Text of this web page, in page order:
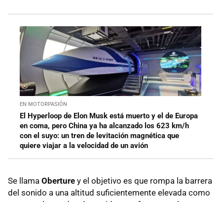
EN MOTORPASIÓN
El Hyperloop de Elon Musk está muerto y el de Europa
en coma, pero China ya ha alcanzado los 623 km/h
con el suyo: un tren de levitación magnética que
quiere viajar a la velocidad de un avión
Se llama Oberture y el objetivo es que rompa la barrera
del sonido a una altitud suficientemente elevada como